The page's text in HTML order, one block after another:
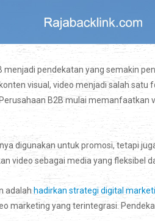
pendekatan yang semakin
visual, video menjadi salah
B2B mulai memanfaatkan
digunakan untuk promosi, tetapi
video sebagai media yang fleksibel
adalah hadirkan strategi digital
marketing yang terintegrasi.